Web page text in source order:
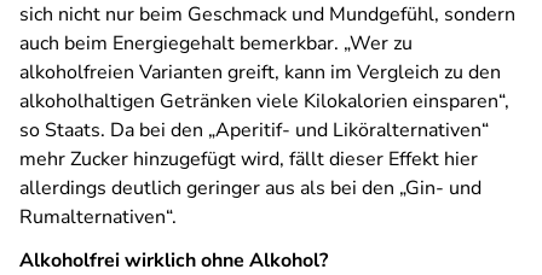
sich nicht nur beim Geschmack und Mundgefühl, sondern
auch beim Energiegehalt bemerkbar. „Wer zu
alkoholfreien Varianten greift, kann im Vergleich zu den
alkoholhaltigen Getränken viele Kilokalorien einsparen“,
so Staats. Da bei den „Aperitif- und Liköralternativen“
mehr Zucker hinzugefügt wird, fällt dieser Effekt hier
allerdings deutlich geringer aus als bei den „Gin- und
Rumalternativen“.
Alkoholfrei wirklich ohne Alkohol?